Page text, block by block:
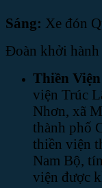
Sáng: Xe đón
Đoàn khởi hành
Thiền
viện Trúc
Nhơn, xã
thành phố
thiền viện
Nam Bộ,
viện được